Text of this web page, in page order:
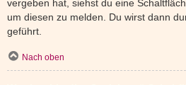
vergeben hat, siehst du eine
um diesen zu melden. Du wirst dann
geführt.
Nach oben